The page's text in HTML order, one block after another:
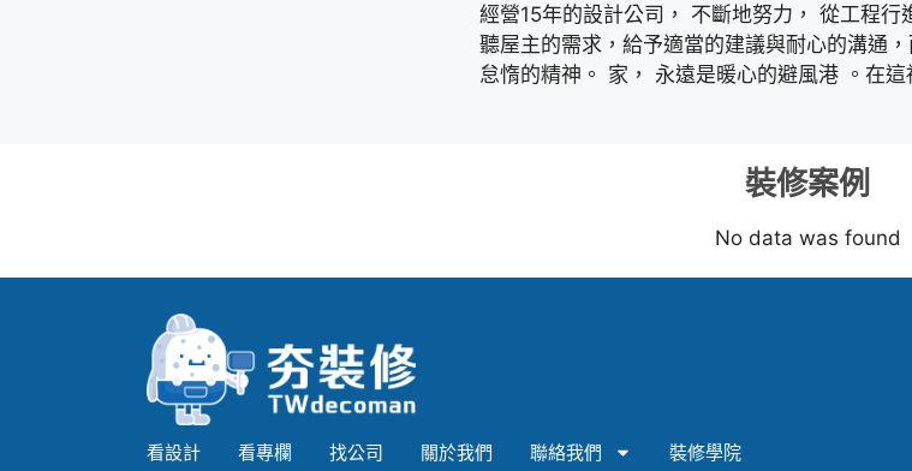
經營15年的設計公司， 不斷地努力， 從工程
聽屋主的需求，給予適當的建議與耐心的溝通
怠惰的精神。 家， 永遠是暖心的避風港 。在
裝修案例
No data was found
看設計 看專欄 找公司 關於我們 聯絡我們 裝修學院